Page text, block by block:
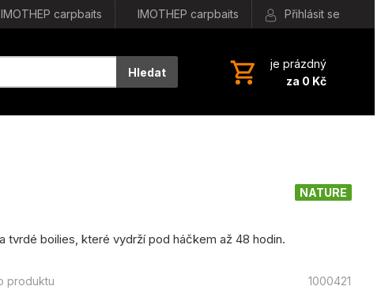
carpbaits IMOTHEP carpbaits Přihlásit se
Hledat
je prázdný
za 0 Kč
NATURE
tvrdé boilies, které vydrží pod háčkem až 48 hodin.
produktu
1000421